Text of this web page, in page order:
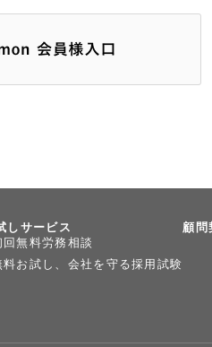
しサービス
回無料労務相談
料お試し、会社を守る採用試験
顧問